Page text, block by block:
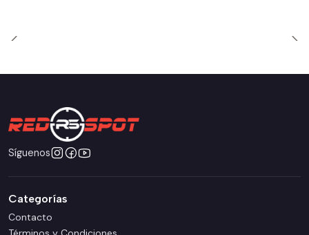
Síguenos
Categorías
Contacto